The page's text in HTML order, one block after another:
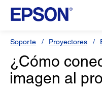
Soporte Proyectores
¿Cómo
imagen al